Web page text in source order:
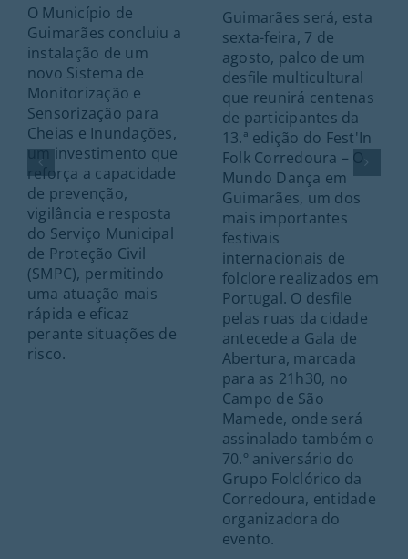
O Município de
Guimarães concluiu a
instalação de um
novo Sistema de
Monitorização e
Sensorização para
Cheias e Inundações,
um investimento que
reforça a capacidade
de prevenção,
vigilância e resposta
do Serviço Municipal
de Proteção Civil
(SMPC), permitindo
uma atuação mais
rápida e eficaz
perante situações de
risco.
Guimarães será, esta
sexta-feira, 7 de
agosto, palco de um
desfile multicultural
que reunirá centenas
de participantes da
13.ª edição do Fest'In
Folk Corredoura – O
Mundo Dança em
Guimarães, um dos
mais importantes
festivais
internacionais de
folclore realizados em
Portugal. O desfile
pelas ruas da cidade
antecede a Gala de
Abertura, marcada
para as 21h30, no
Campo de São
Mamede, onde será
assinalado também o
70.º aniversário do
Grupo Folclórico da
Corredoura, entidade
organizadora do
evento.